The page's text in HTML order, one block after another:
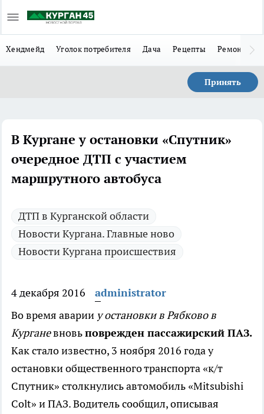
Хендмейд Уголок потребителя Дача Рецепты Ремонт
Принять
В Кургане у остановки «Спутник»
очередное ДТП с участием
маршрутного автобуса
ДТП в Курганской области
Новости Кургана. Главные ново
Новости Кургана происшествия
4 декабря 2016
administrator
Во время аварии у остановки в Рябково в
Курганевновьповрежден пассажирский ПАЗ.
Как стало известно, 3 ноября 2016 года у
остановки общественного транспорта «к/т
Спутник» столкнулись автомобиль «Mitsubishi
Colt» и ПАЗ. Водитель сообщил, описывая